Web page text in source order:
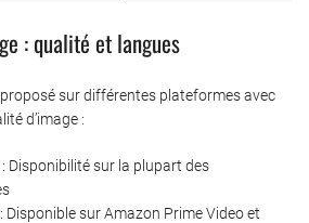
: qualité et langues
proposé sur différentes plateformes avec
d’image :
: Disponibilité sur la plupart des
Disponible sur Amazon Prime Video et